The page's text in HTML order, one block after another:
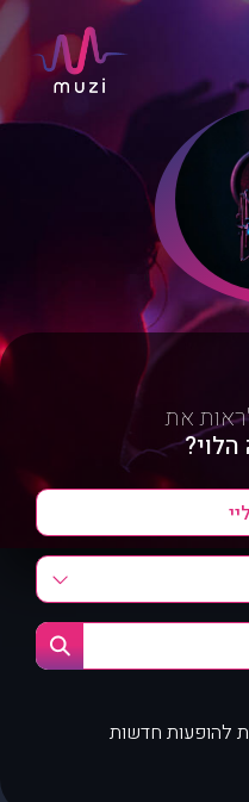
את
להופעות חדשות